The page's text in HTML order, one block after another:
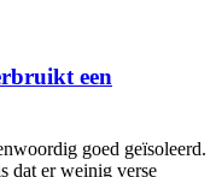
een
goed geïsoleerd.
dat er weinig verse